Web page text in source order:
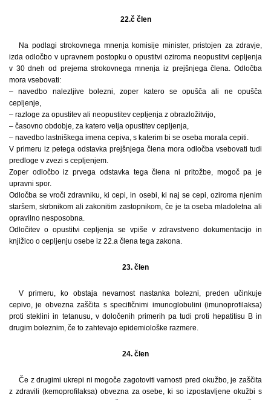
22.č člen
Na podlagi strokovnega mnenja komisije minister, pristojen za zdravje,
izda odločbo v upravnem postopku o opustitvi oziroma neopustitvi cepljenja
v 30 dneh od prejema strokovnega mnenja iz prejšnjega člena. Odločba
mora vsebovati:
– navedbo nalezljive bolezni, zoper katero se opušča ali ne opušča
cepljenje,
– razloge za opustitev ali neopustitev cepljenja z obrazložitvijo,
– časovno obdobje, za katero velja opustitev cepljenja,
– navedbo lastniškega imena cepiva, s katerim bi se oseba morala cepiti.
V primeru iz petega odstavka prejšnjega člena mora odločba vsebovati tudi
predloge v zvezi s cepljenjem.
Zoper odločbo iz prvega odstavka tega člena ni pritožbe, mogoč pa je
upravni spor.
Odločba se vroči zdravniku, ki cepi, in osebi, ki naj se cepi, oziroma njenim
staršem, skrbnikom ali zakonitim zastopnikom, če je ta oseba mladoletna ali
opravilno nesposobna.
Odločitev o opustitvi cepljenja se vpiše v zdravstveno dokumentacijo in
knjižico o cepljenju osebe iz 22.a člena tega zakona.
23. člen
V primeru, ko obstaja nevarnost nastanka bolezni, preden učinkuje
cepivo, je obvezna zaščita s specifičnimi imunoglobulini (imunoprofilaksa)
proti steklini in tetanusu, v določenih primerih pa tudi proti hepatitisu B in
drugim boleznim, če to zahtevajo epidemiološke razmere.
24. člen
Če z drugimi ukrepi ni mogoče zagotoviti varnosti pred okužbo, je zaščita
z zdravili (kemoprofilaksa) obvezna za osebe, ki so izpostavljene okužbi s